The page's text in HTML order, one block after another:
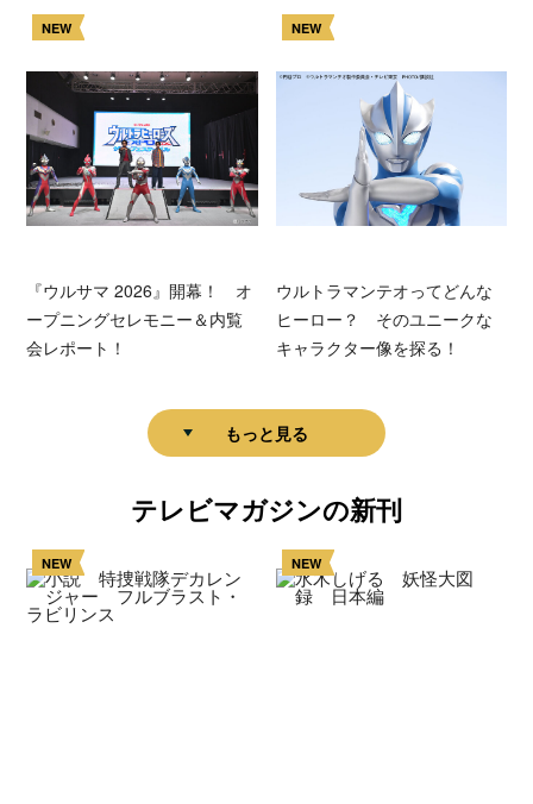
NEW
『ウルサマ 2026』開幕！ オ
ープニングセレモニー＆内覧
会レポート！
NEW
ウルトラマンテオってどんな
ヒーロー？ そのユニークな
キャラクター像を探る！
もっと見る
テレビマガジンの新刊
NEW NEW